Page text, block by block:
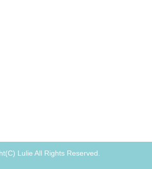
Lulie All Rights Reserved.